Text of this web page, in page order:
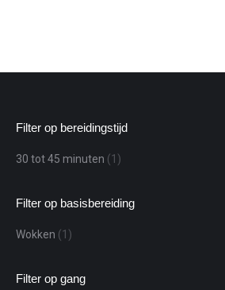
Filter op bereidingstijd
30 tot 45 minuten (1)
Filter op basisbereiding
Wokken (1)
Filter op gang